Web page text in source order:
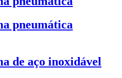
pneumática
de aço inoxidável